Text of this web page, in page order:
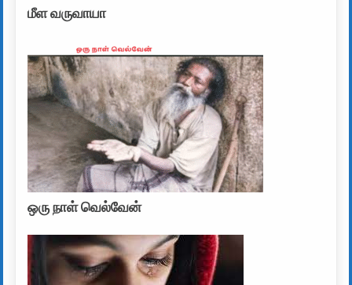
மீள வருவாயா
ஒரு நாள் வெல்வேன்